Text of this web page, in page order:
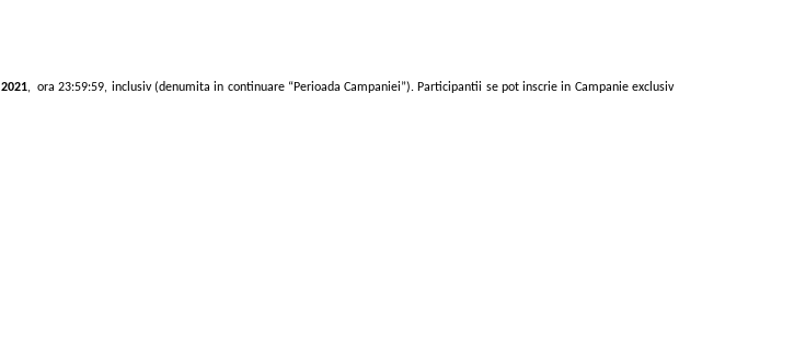
2021, ora 23:59:59, inclusiv (denumita in continuare “Perioada Campaniei”). Participantii se pot inscrie in Campanie exclusiv